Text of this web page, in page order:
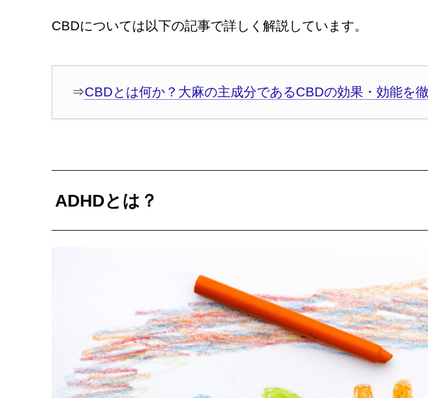
CBDについては以下の記事で詳しく解説しています。
⇒CBDとは何か？大麻の主成分であるCBDの効果・効能を
ADHDとは？